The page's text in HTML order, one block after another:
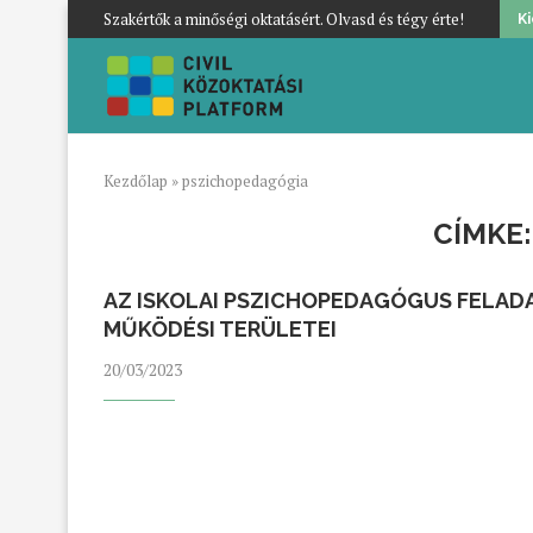
Szakértők a minőségi oktatásért. Olvasd és tégy érte!
Kezdőlap »pszichopedagógia
CÍMKE:
AZ ISKOLAI PSZICHOPEDAGÓGUS
MŰKÖDÉSI TERÜLETEI
20/03/2023